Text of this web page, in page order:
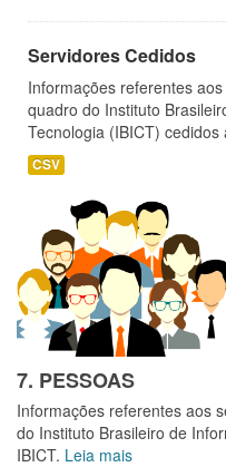
Servidores Cedidos
Informações referentes
quadro do Instituto
Tecnologia (IBICT) cedidos
CSV
7. PESSOAS
Informações referentes aos
do Instituto Brasileiro de
IBICT. Leia mais